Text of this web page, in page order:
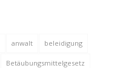
anwalt beleidigung
Betäubungsmittelgesetz